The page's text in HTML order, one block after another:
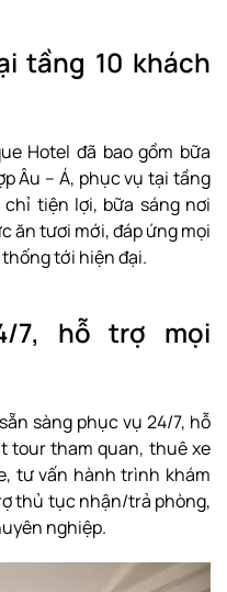
tầng 10 khách
Hotel đã bao gồm bữa
Âu – Á, phục vụ tại tầng
chỉ tiện lợi, bữa sáng nơi
ăn tươi mới, đáp ứng mọi
tới hiện đại.
7, hỗ trợ mọi
sàng phục vụ 24/7, hỗ
tour tham quan, thuê xe
tư vấn hành trình khám
thủ tục nhận/trả phòng,
nghiệp.